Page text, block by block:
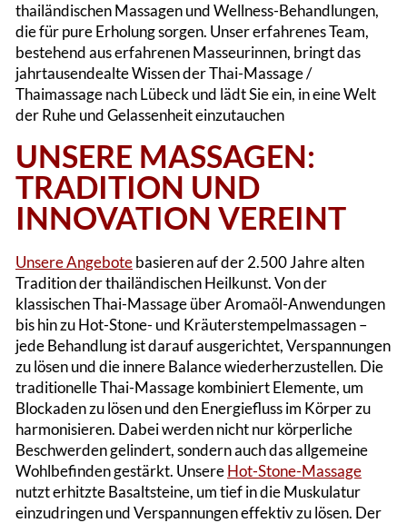
thailändischen Massagen und Wellness-Behandlungen,
die für pure Erholung sorgen. Unser erfahrenes Team,
bestehend aus erfahrenen Masseurinnen, bringt das
jahrtausendealte Wissen der Thai-Massage /
Thaimassage nach Lübeck und lädt Sie ein, in eine Welt
der Ruhe und Gelassenheit einzutauchen​
UNSERE MASSAGEN:
TRADITION UND
INNOVATION VEREINT
Unsere Angebotebasieren auf der 2.500 Jahre alten
Tradition der thailändischen Heilkunst. Von der
klassischen Thai-Massage über Aromaöl-Anwendungen
bis hin zu Hot-Stone- und Kräuterstempelmassagen –
jede Behandlung ist darauf ausgerichtet, Verspannungen
zu lösen und die innere Balance wiederherzustellen​. Die
traditionelle Thai-Massage kombiniert Elemente, um
Blockaden zu lösen und den Energiefluss im Körper zu
harmonisieren. Dabei werden nicht nur körperliche
Beschwerden gelindert, sondern auch das allgemeine
Wohlbefinden gestärkt​. UnsereHot-Stone-Massage
nutzt erhitzte Basaltsteine, um tief in die Muskulatur
einzudringen und Verspannungen effektiv zu lösen. Der